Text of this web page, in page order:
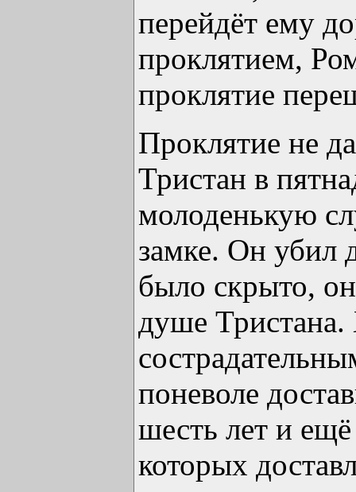
перейдёт ему
проклятием,
проклятие
Проклятие не
Тристан в
молоденькую
замке. Он убил
было скрыто,
душе
поневоле
шесть лет и
которых